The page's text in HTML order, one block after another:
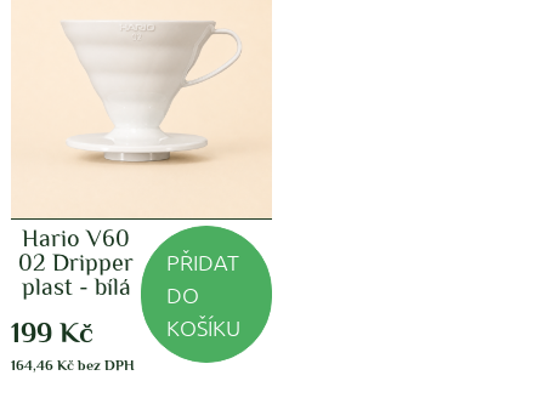
Hario V60
02 Dripper
plast - bílá
199 Kč
164,46 Kčbez DPH
PŘIDAT
DO
KOŠÍKU